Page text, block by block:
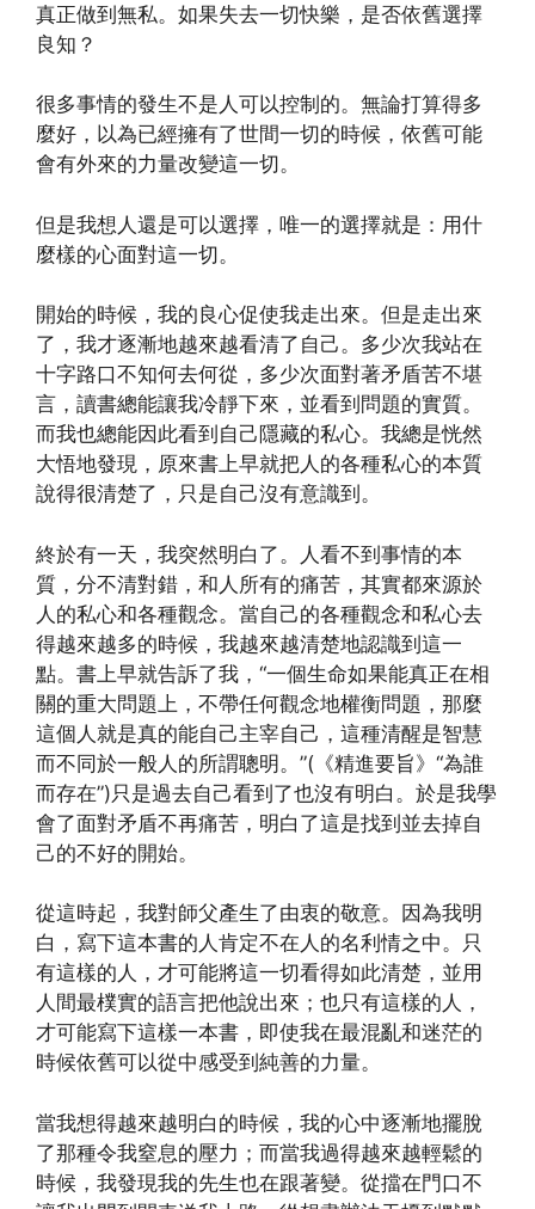
真正做到無私。如果失去一切快樂，是否依舊選擇
良知？
很多事情的發生不是人可以控制的。無論打算得多
麼好，以為已經擁有了世間一切的時候，依舊可能
會有外來的力量改變這一切。
但是我想人還是可以選擇，唯一的選擇就是：用什
麼樣的心面對這一切。
開始的時候，我的良心促使我走出來。但是走出來
了，我才逐漸地越來越看清了自己。多少次我站在
十字路口不知何去何從，多少次面對著矛盾苦不堪
言，讀書總能讓我冷靜下來，並看到問題的實質。
而我也總能因此看到自己隱藏的私心。我總是恍然
大悟地發現，原來書上早就把人的各種私心的本質
說得很清楚了，只是自己沒有意識到。
終於有一天，我突然明白了。人看不到事情的本
質，分不清對錯，和人所有的痛苦，其實都來源於
人的私心和各種觀念。當自己的各種觀念和私心去
得越來越多的時候，我越來越清楚地認識到這一
點。書上早就告訴了我，“一個生命如果能真正在相
關的重大問題上，不帶任何觀念地權衡問題，那麼
這個人就是真的能自己主宰自己，這種清醒是智慧
而不同於一般人的所謂聰明。”(《精進要旨》“為誰
而存在”)只是過去自己看到了也沒有明白。於是我學
會了面對矛盾不再痛苦，明白了這是找到並去掉自
己的不好的開始。
從這時起，我對師父產生了由衷的敬意。因為我明
白，寫下這本書的人肯定不在人的名利情之中。只
有這樣的人，才可能將這一切看得如此清楚，並用
人間最樸實的語言把他說出來；也只有這樣的人，
才可能寫下這樣一本書，即使我在最混亂和迷茫的
時候依舊可以從中感受到純善的力量。
當我想得越來越明白的時候，我的心中逐漸地擺脫
了那種令我窒息的壓力；而當我過得越來越輕鬆的
時候，我發現我的先生也在跟著變。從擋在門口不